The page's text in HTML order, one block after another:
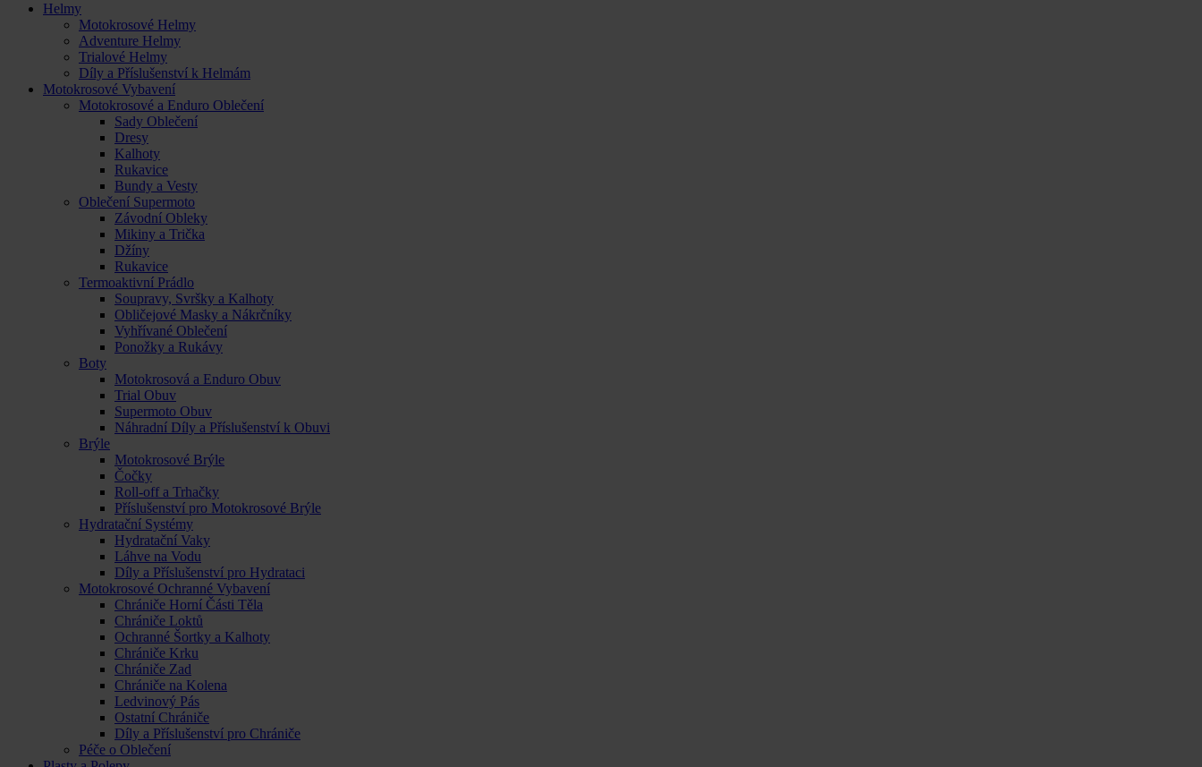
Helmy
Motokrosové Helmy
Adventure Helmy
Trialové Helmy
Díly a Příslušenství k Helmám
Motokrosové Vybavení
Motokrosové a Enduro Oblečení
Sady Oblečení
Dresy
Kalhoty
Rukavice
Bundy a Vesty
Oblečení Supermoto
Závodní Obleky
Mikiny a Trička
Džíny
Rukavice
Termoaktivní Prádlo
Soupravy, Svršky a Kalhoty
Obličejové Masky a Nákrčníky
Vyhřívané Oblečení
Ponožky a Rukávy
Boty
Motokrosová a Enduro Obuv
Trial Obuv
Supermoto Obuv
Náhradní Díly a Příslušenství k Obuvi
Brýle
Motokrosové Brýle
Čočky
Roll-off a Trhačky
Příslušenství pro Motokrosové Brýle
Hydratační Systémy
Hydratační Vaky
Láhve na Vodu
Díly a Příslušenství pro Hydrataci
Motokrosové Ochranné Vybavení
Chrániče Horní Části Těla
Chrániče Loktů
Ochranné Šortky a Kalhoty
Chrániče Krku
Chrániče Zad
Chrániče na Kolena
Ledvinový Pás
Ostatní Chrániče
Díly a Příslušenství pro Chrániče
Péče o Oblečení